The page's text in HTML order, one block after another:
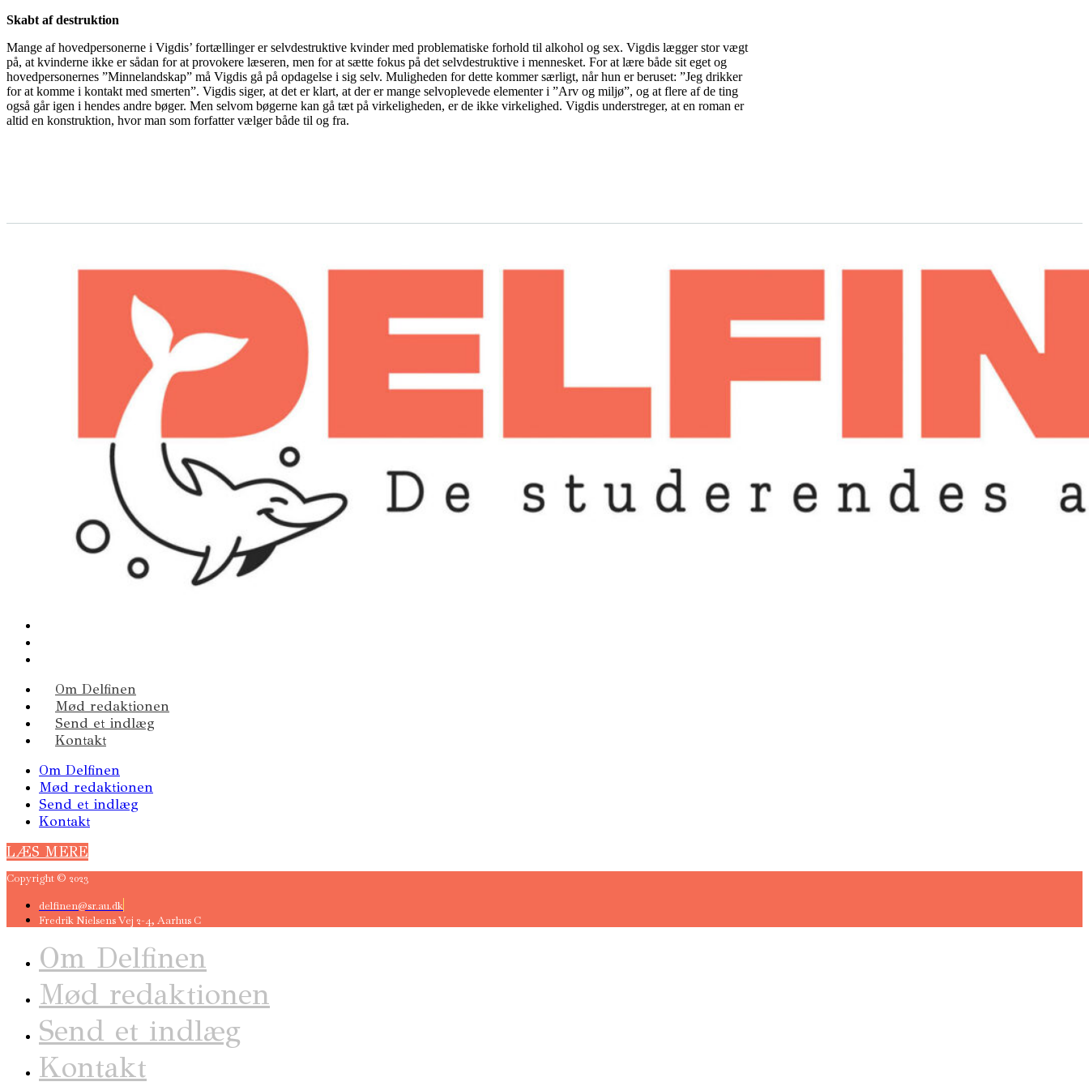
Skabt af destruktion
Mange af hovedpersonerne i Vigdis’ fortællinger er selvdestruktive kvinder med problematiske forhold til alkohol og sex. Vigdis lægger stor vægt
på, at kvinderne ikke er sådan for at provokere læseren, men for at sætte fokus på det selvdestruktive i mennesket. For at lære både sit eget og
hovedpersonernes ”Minnelandskap” må Vigdis gå på opdagelse i sig selv. Muligheden for dette kommer særligt, når hun er beruset: ”Jeg drikker
for at komme i kontakt med smerten”. Vigdis siger, at det er klart, at der er mange selvoplevede elementer i ”Arv og miljø”, og at flere af de ting
også går igen i hendes andre bøger. Men selvom bøgerne kan gå tæt på virkeligheden, er de ikke virkelighed. Vigdis understreger, at en roman er
altid en konstruktion, hvor man som forfatter vælger både til og fra.
Om Delfinen
Mød redaktionen
Send et indlæg
Kontakt
Om Delfinen
Mød redaktionen
Send et indlæg
Kontakt
LÆS MERE
Copyright © 2023
delfinen@sr.au.dk
Fredrik Nielsens Vej 2-4, Aarhus C
Om Delfinen
Mød redaktionen
Send et indlæg
Kontakt